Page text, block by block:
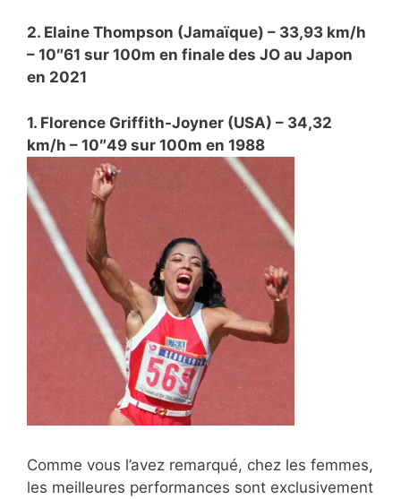
2. Elaine Thompson (Jamaïque) – 33,93 km/h
– 10″61 sur 100m en finale des JO au Japon
en 2021
1. Florence Griffith-Joyner (USA) – 34,32
km/h – 10″49 sur 100m en 1988
Comme vous l’avez remarqué, chez les femmes,
les meilleures performances sont exclusivement